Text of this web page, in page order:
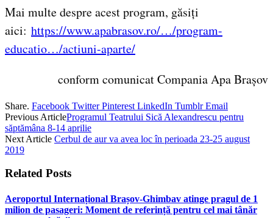
Mai multe despre acest program, găsiți
aici: https://www.apabrasov.ro/…/program-
educatio…/actiuni-aparte/
conform comunicat Compania Apa Brașov
Share. Facebook Twitter Pinterest LinkedIn Tumblr Email
Previous ArticleProgramul Teatrului Sică Alexandrescu pentru
săptămâna 8-14 aprilie
Next Article Cerbul de aur va avea loc în perioada 23-25 august
2019
Related Posts
Aeroportul Internațional Brașov‑Ghimbav atinge pragul de 1
milion de pasageri: Moment de referință pentru cel mai tânăr